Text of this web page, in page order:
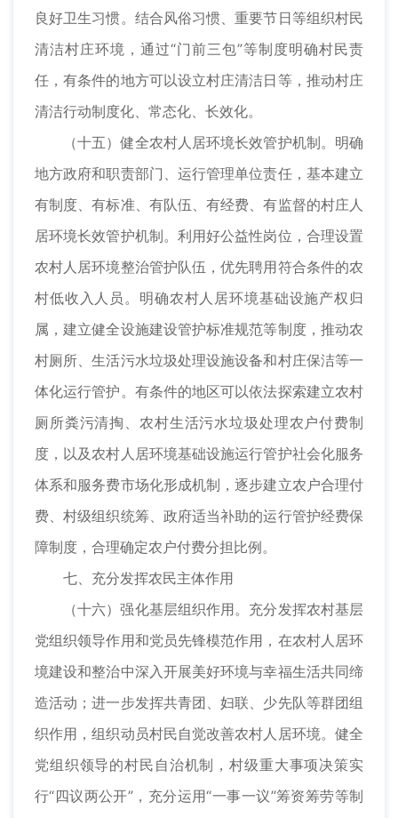
良好卫生习惯。结合风俗习惯、重要节日等组织村民
清洁村庄环境，通过“门前三包”等制度明确村民责
任，有条件的地方可以设立村庄清洁日等，推动村庄
清洁行动制度化、常态化、长效化。
（十五）健全农村人居环境长效管护机制。明确
地方政府和职责部门、运行管理单位责任，基本建立
有制度、有标准、有队伍、有经费、有监督的村庄人
居环境长效管护机制。利用好公益性岗位，合理设置
农村人居环境整治管护队伍，优先聘用符合条件的农
村低收入人员。明确农村人居环境基础设施产权归
属，建立健全设施建设管护标准规范等制度，推动农
村厕所、生活污水垃圾处理设施设备和村庄保洁等一
体化运行管护。有条件的地区可以依法探索建立农村
厕所粪污清掏、农村生活污水垃圾处理农户付费制
度，以及农村人居环境基础设施运行管护社会化服务
体系和服务费市场化形成机制，逐步建立农户合理付
费、村级组织统筹、政府适当补助的运行管护经费保
障制度，合理确定农户付费分担比例。
七、充分发挥农民主体作用
（十六）强化基层组织作用。充分发挥农村基层
党组织领导作用和党员先锋模范作用，在农村人居环
境建设和整治中深入开展美好环境与幸福生活共同缔
造活动；进一步发挥共青团、妇联、少先队等群团组
织作用，组织动员村民自觉改善农村人居环境。健全
党组织领导的村民自治机制，村级重大事项决策实
行“四议两公开”，充分运用“一事一议”筹资筹劳等制